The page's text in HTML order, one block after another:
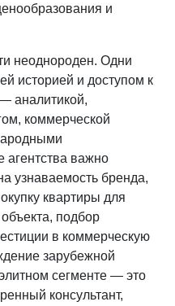
и
неоднороден. Одни
историей и доступом к
аналитикой,
коммерческой
важно
узнаваемость бренда,
квартиры для
подбор
в коммерческую
зарубежной
сегменте — это
консультант,